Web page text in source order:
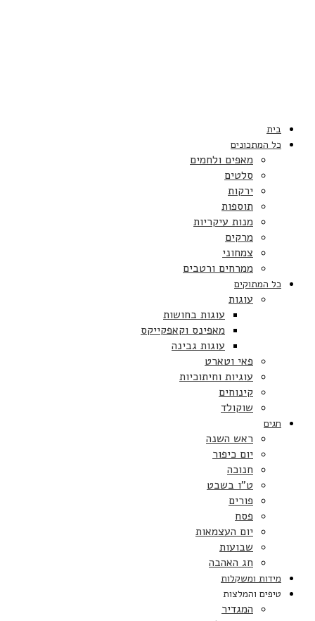
בית
כל המתכונים
מאפים ולחמים
סלטים
ירקות
תוספות
מנות עיקריות
מרקים
צמחוני
ממרחים ורטבים
כל המתוקים
עוגות
עוגות בחושות
מאפינס וקאפקייקס
עוגות גבינה
פאי וטארט
עוגיות וחיתוכיות
קינוחים
שוקולד
חגים
ראש השנה
יום כיפור
חנוכה
ט”ו בשבט
פורים
פסח
יום העצמאות
שבועות
חג האהבה
מידות ומשקלות
טיפים והמלצות
המגדיר